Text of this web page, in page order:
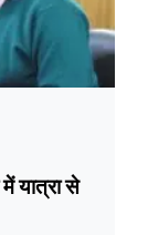
में यात्रा से